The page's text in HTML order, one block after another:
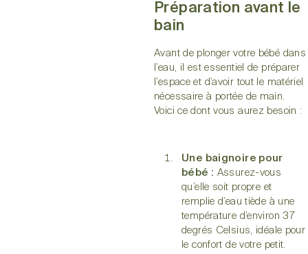
Préparation avant le
bain
Avant de plonger votre bébé dans
l’eau, il est essentiel de préparer
l’espace et d’avoir tout le matériel
nécessaire à portée de main.
Voici ce dont vous aurez besoin :
Une baignoire pour
bébé : Assurez-vous
qu’elle soit propre et
remplie d’eau tiède à une
température d’environ 37
degrés Celsius, idéale pour
le confort de votre petit.